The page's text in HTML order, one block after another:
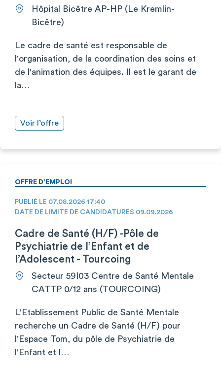
Hôpital Bicêtre AP-HP (Le Kremlin-
Bicêtre)
Le cadre de santé est responsable de
l'organisation, de la coordination des soins et
de l'animation des équipes. Il est le garant de
la…
Voir l’offre
OFFRE D’EMPLOI
PUBLIÉ LE 07.08.2026 17:40
DATE DE LIMITE DE CANDIDATURES 09.09.2026
Cadre de Santé (H/F) -Pôle de
Psychiatrie de l’Enfant et de
l’Adolescent - Tourcoing
Secteur 59I03 Centre de Santé Mentale
CATTP 0/12 ans (TOURCOING)
L'Etablissement Public de Santé Mentale
recherche un Cadre de Santé (H/F) pour
l'Espace Tom, du pôle de Psychiatrie de
l'Enfant et l…